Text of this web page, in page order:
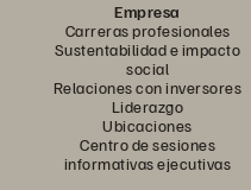
Empresa
Carreras profesionales
Sustentabilidad e impacto
social
Relaciones con inversores
Liderazgo
Ubicaciones
Centro de sesiones
informativas ejecutivas